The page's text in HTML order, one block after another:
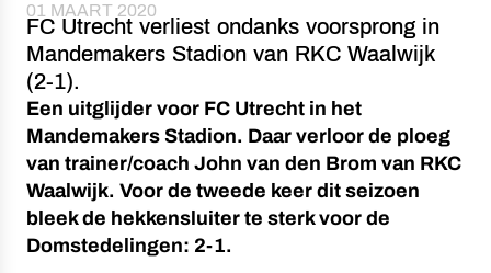
01 MAART 2020
FC Utrecht verliest ondanks voorsprong in
Mandemakers Stadion van RKC Waalwijk
(2-1).
Een uitglijder voor FC Utrecht in het
Mandemakers Stadion. Daar verloor de ploeg
van trainer/coach John van den Brom van RKC
Waalwijk. Voor de tweede keer dit seizoen
bleek de hekkensluiter te sterk voor de
Domstedelingen: 2-1.